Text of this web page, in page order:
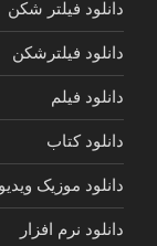
دانلود فیلتر شکن
دانلود فیلترشکن
دانلود فیلم
دانلود کتاب
دانلود موزیک ویدیو
دانلود نرم افزار